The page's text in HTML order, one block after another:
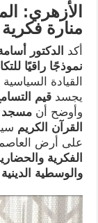
الأزهري:
منارة فكرية
أكد الدكتور
نموذجًا راقيًا
القيادة
يجسد قيم
وأوضح أن مسجد
القرآن الكريم
على أرض
الفكرية
والوسطية الدينية